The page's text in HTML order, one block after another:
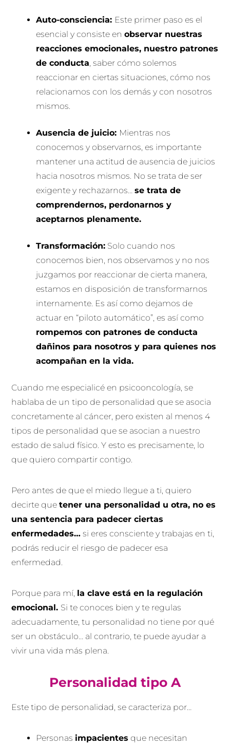
Auto-consciencia: Este primer paso es el
esencial y consiste enobservar nuestras
reacciones emocionales, nuestro patrones
de conducta, saber cómo solemos
reaccionar en ciertas situaciones, cómo nos
relacionamos con los demás y con nosotros
mismos.
Ausencia de juicio: Mientras nos
conocemos y observarnos, es importante
mantener una actitud de ausencia de juicios
hacia nosotros mismos. No se trata de ser
exigente y rechazarnos…se trata de
comprendernos, perdonarnos y
aceptarnos plenamente.
Transformación: Solo cuando nos
conocemos bien, nos observamos y no nos
juzgamos por reaccionar de cierta manera,
estamos en disposición de transformarnos
internamente. Es así como dejamos de
actuar en “piloto automático”, es así como
rompemos con patrones de conducta
dañinos para nosotros y para quienes nos
acompañan en la vida.
Cuando me especialicé en psicooncología, se
hablaba de un tipo de personalidad que se asocia
concretamente al cáncer, pero existen al menos 4
tipos de personalidad que se asocian a nuestro
estado de salud físico. Y esto es precisamente, lo
que quiero compartir contigo.
Pero antes de que el miedo llegue a ti, quiero
decirte quetener una personalidad u otra, no es
una sentencia para padecer ciertas
enfermedades… si eres consciente y trabajas en ti,
podrás reducir el riesgo de padecer esa
enfermedad.
Porque para mí, la clave está en la regulación
emocional. Si te conoces bien y te regulas
adecuadamente, tu personalidad no tiene por qué
ser un obstáculo… al contrario, te puede ayudar a
vivir una vida más plena.
Personalidad tipo A
Este tipo de personalidad, se caracteriza por…
Personasimpacientes que necesitan